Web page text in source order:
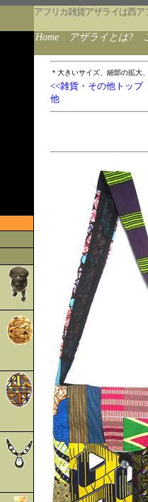
アフリカ雑貨アザライは西
Home アザライとは?
＊大きいサイズ、細部の拡大
<<雑貨・その他トップ
他